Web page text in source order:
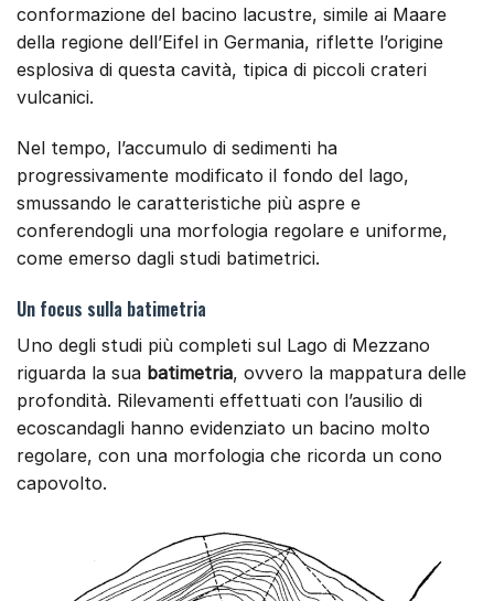
conformazione del bacino lacustre, simile ai Maare
della regione dell’Eifel in Germania, riflette l’origine
esplosiva di questa cavità, tipica di piccoli crateri
vulcanici.
Nel tempo, l’accumulo di sedimenti ha
progressivamente modificato il fondo del lago,
smussando le caratteristiche più aspre e
conferendogli una morfologia regolare e uniforme,
come emerso dagli studi batimetrici.
Un focus sulla batimetria
Uno degli studi più completi sul Lago di Mezzano
riguarda la sua batimetria, ovvero la mappatura delle
profondità. Rilevamenti effettuati con l’ausilio di
ecoscandagli hanno evidenziato un bacino molto
regolare, con una morfologia che ricorda un cono
capovolto.